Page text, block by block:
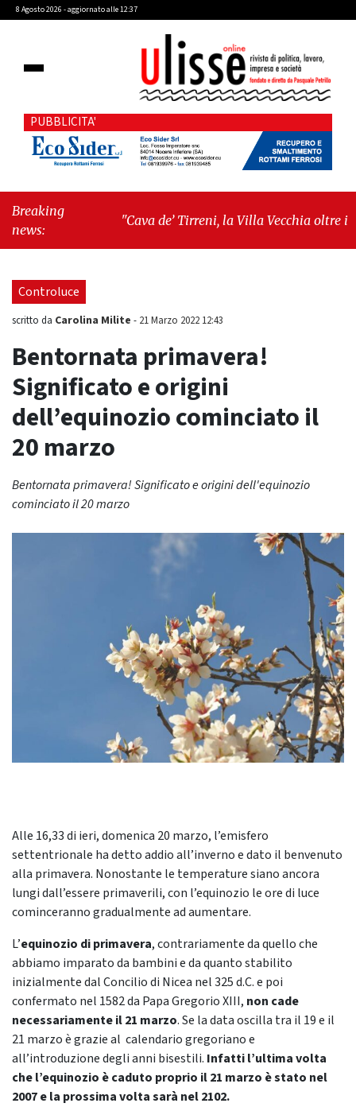
8 Agosto 2026 - aggiornato alle 12:37
PUBBLICITA'
Breaking
news:
"Cava de’ Tirreni, la Villa Vecchia oltre i
seduta consiliare: “Serve chiarezza!”"
Controluce
scritto da Carolina Milite - 21 Marzo 2022 12:43
Bentornata primavera!
Significato e origini
dell’equinozio cominciato il
20 marzo
Bentornata primavera! Significato e origini dell'equinozio
cominciato il 20 marzo
Alle 16,33 di ieri, domenica 20 marzo, l’emisfero
settentrionale ha detto addio all’inverno e dato il benvenuto
alla primavera. Nonostante le temperature siano ancora
lungi dall’essere primaverili, con l’equinozio le ore di luce
cominceranno gradualmente ad aumentare.
L’equinozio di primavera, contrariamente da quello che
abbiamo imparato da bambini e da quanto stabilito
inizialmente dal Concilio di Nicea nel 325 d.C. e poi
confermato nel 1582 da Papa Gregorio XIII, non cade
necessariamente il 21 marzo. Se la data oscilla tra il 19 e il
21 marzo è grazie al calendario gregoriano e
all’introduzione degli anni bisestili. Infatti l’ultima volta
che l’equinozio è caduto proprio il 21 marzo è stato nel
2007 e la prossima volta sarà nel 2102.